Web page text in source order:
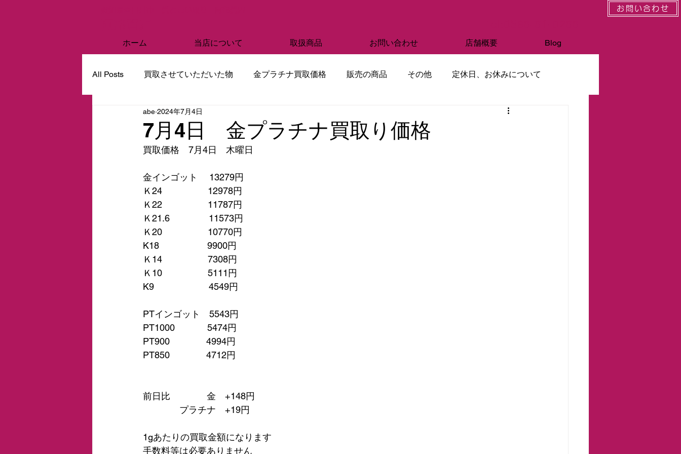
お問い合わせ
ホーム 当店について 取扱商品 お問い合わせ 店舗概要 Blog
All Posts 買取させていただいた物 金プラチナ買取価格 販売の商品 その他 定休日、お休みについて
7月4日 金プラチナ買取り価格
abe 2024年7月4日
買取価格　7月4日　木曜日
金インゴット　 13279円
Ｋ24　　　　　12978円
Ｋ22　　　　　11787円
Ｋ21.6　　　　 11573円
Ｋ20　　　　　10770円
K18　　　　　 9900円
Ｋ14　　　　　7308円
Ｋ10　　　　　5111円
K9　　　　　　4549円
PTインゴット　5543円
PT1000　　　  5474円
PT900　　　　4994円
PT850　　　　4712円
前日比　　　　金　+148円
プラチナ　+19円
1gあたりの買取金額になります
手数料等は必要ありません